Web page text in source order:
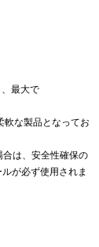
最大で
軟な製品となってお
は、安全性確保の
が必ず使用されま